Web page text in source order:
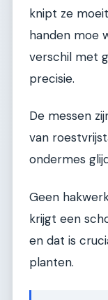
knipt ze
handen moe
verschil met
precisie.
De messen
van
ondermes
Geen
krijgt een
en dat is
planten.